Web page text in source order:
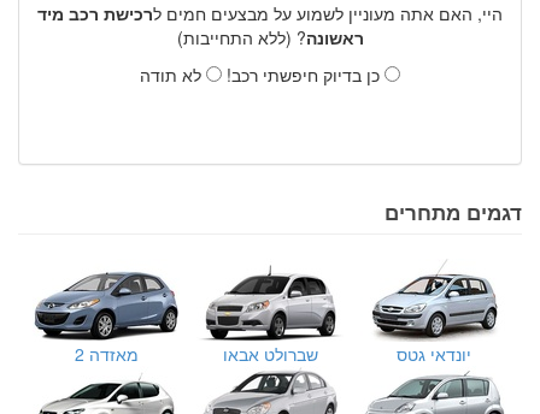
היי, האם אתה מעוניין לשמוע על מבצעים חמים לרכישת רכב מיד
ראשונה? (ללא התחייבות)
כן בדיוק חיפשתי רכב!
לא תודה
דגמים מתחרים
יונדאי גטס שברולט אבאו מאזדה 2